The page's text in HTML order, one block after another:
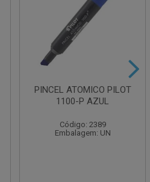
PINCEL ATOMICO PILOT
1100-P AZUL
Código: 2389
Embalagem: UN